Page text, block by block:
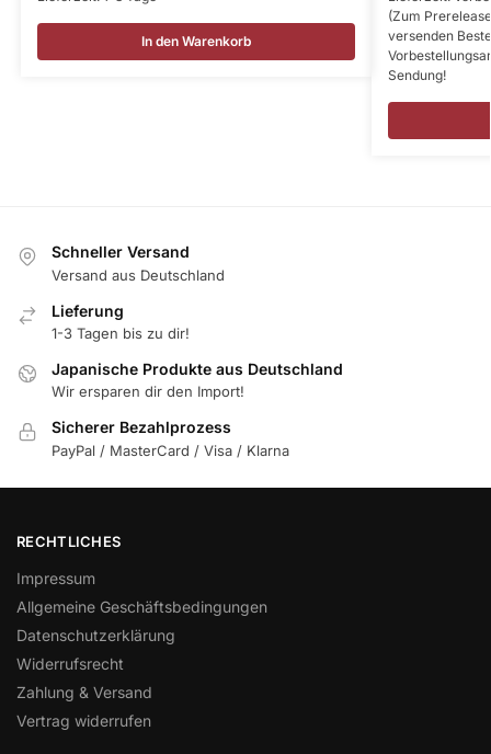
In den Warenkorb
(Zum
versenden
Sendung!
Schneller Versand
Versand aus Deutschland
Lieferung
1-3 Tagen bis zu dir!
Japanische Produkte aus Deutschland
Wir ersparen dir den Import!
Sicherer Bezahlprozess
PayPal / MasterCard / Visa / Klarna
RECHTLICHES
Impressum
Allgemeine Geschäftsbedingungen
Datenschutzerklärung
Widerrufsrecht
Zahlung & Versand
Vertrag widerrufen